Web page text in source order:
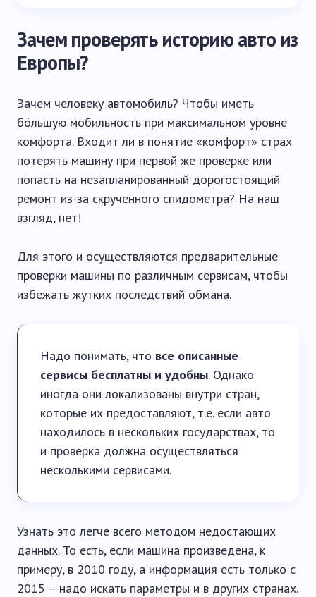
Зачем проверять историю авто из
Европы?
Зачем человеку автомобиль? Чтобы иметь
бо́льшую мобильность при максимальном уровне
комфорта. Входит ли в понятие «комфорт» страх
потерять машину при первой же проверке или
попасть на незапланированный дорогостоящий
ремонт из-за скрученного спидометра? На наш
взгляд, нет!
Для этого и осуществляются предварительные
проверки машины по различным сервисам, чтобы
избежать жутких последствий обмана.
Надо понимать, что все описанные
сервисы бесплатны и удобны. Однако
иногда они локализованы внутри стран,
которые их предоставляют, т.е. если авто
находилось в нескольких государствах, то
и проверка должна осуществляться
несколькими сервисами.
Узнать это легче всего методом недостающих
данных. То есть, если машина произведена, к
примеру, в 2010 году, а информация есть только с
2015 – надо искать параметры и в других странах.